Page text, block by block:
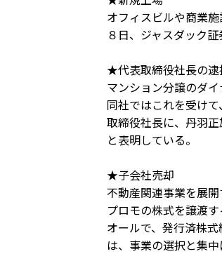
オフィスビルや商業
８日、ジャスダック
★代表取締役社長の逮
マンション分譲のダ
同社ではこれを受け
取締役社長に、丹羽
と表明している。
★子会社売却
不動産関連事業を展
プロモの株式を譲渡
オールで、発行済株
は、事業の選択と集